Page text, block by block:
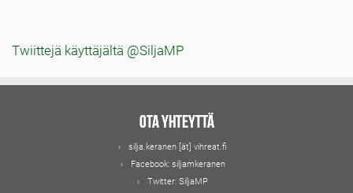
Twiittejä käyttäjältä @SiljaMP
Ota yhteyttä
silja.keranen [ät] vihreat.fi
Facebook: siljamkeranen
Twitter: SiljaMP